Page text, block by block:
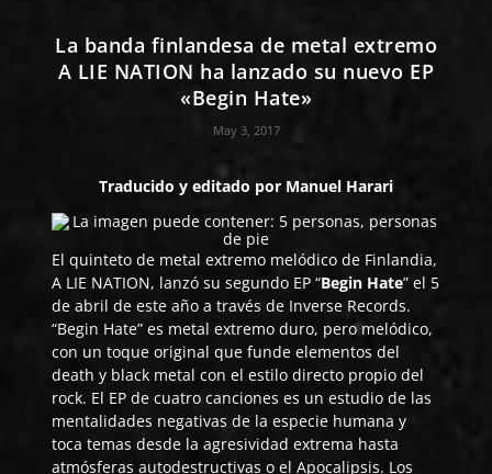
La banda finlandesa de metal extremo
A LIE NATION ha lanzado su nuevo EP
«Begin Hate»
May 3, 2017
Traducido y editado por Manuel Harari
El quinteto de metal extremo melódico de Finlandia,
A LIE NATION, lanzó su segundo EP “Begin Hate” el 5
de abril de este año a través de Inverse Records.
“Begin Hate” es metal extremo duro, pero melódico,
con un toque original que funde elementos del
death y black metal con el estilo directo propio del
rock. El EP de cuatro canciones es un estudio de las
mentalidades negativas de la especie humana y
toca temas desde la agresividad extrema hasta
atmósferas autodestructivas o el Apocalipsis. Los